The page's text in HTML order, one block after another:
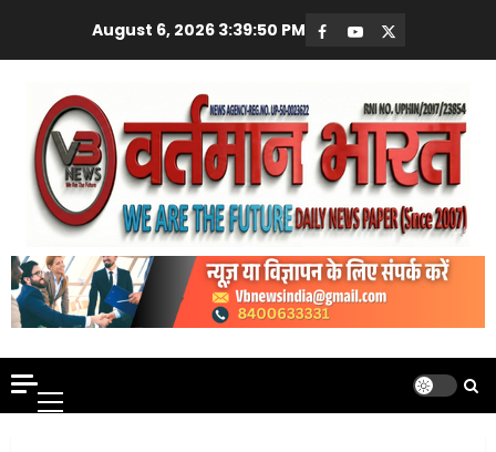
content
August 6, 20263:39:51 PM Facebook
Youtube
X
Primary
Menu